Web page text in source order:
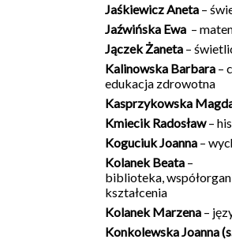
Jaśkiewicz Aneta –
Jaźwińska Ewa –
Jączek Żaneta –
Kalinowska Barbara –
edukacja zdrowotna
Kasprzykowska
Kmiecik Radosław–
Koguciuk Joanna –
Kolanek Beata –
biblioteka,
kształcenia
Kolanek Marzena –
Konkolewska Joanna